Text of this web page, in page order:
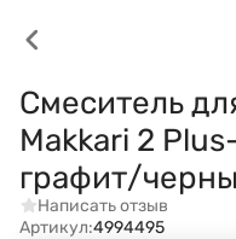
Смеситель
Makkari 2
графит/
Написать отзыв
Артикул:4994495